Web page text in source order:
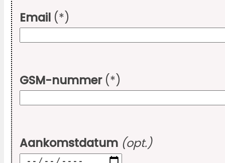
Email (*)
GSM-nummer(*)
Aankomstdatum (opt.)